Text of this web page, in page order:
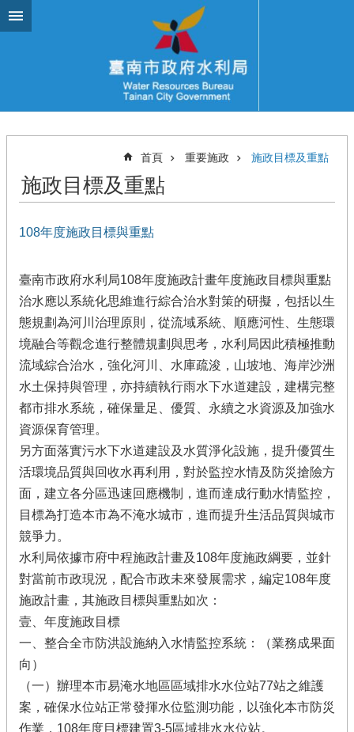
跳到主要內容區塊
首頁 重要施政 施政目標及重點
施政目標及重點
108年度施政目標與重點
臺南市政府水利局108年度施政計畫年度施政目標與重點
治水應以系統化思維進行綜合治水對策的研擬，包括以生
態規劃為河川治理原則，從流域系統、順應河性、生態環
境融合等觀念進行整體規劃與思考，水利局因此積極推動
流域綜合治水，強化河川、水庫疏浚，山坡地、海岸沙洲
水土保持與管理，亦持續執行雨水下水道建設，建構完整
都市排水系統，確保量足、優質、永續之水資源及加強水
資源保育管理。
另方面落實污水下水道建設及水質淨化設施，提升優質生
活環境品質與回收水再利用，對於監控水情及防災搶險方
面，建立各分區迅速回應機制，進而達成行動水情監控，
目標為打造本市為不淹水城市，進而提升生活品質與城市
競爭力。
水利局依據市府中程施政計畫及108年度施政綱要，並針
對當前市政現況，配合市政未來發展需求，編定108年度
施政計畫，其施政目標與重點如次：
壹、年度施政目標
一、整合全市防洪設施納入水情監控系統：（業務成果面
向）
（一）辦理本市易淹水地區區域排水水位站77站之維護
案，確保水位站正常發揮水位監測功能，以強化本市防災
作業，108年度目標建置3-5區域排水水位站。